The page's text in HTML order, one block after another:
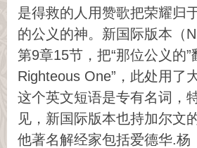
是得救的人用赞歌把荣耀归
的公义的神。新国际版本（
第9章15节，把“那位公义的”
Righteous One”，此处用了
这个英文短语是专有名词，
见，新国际版本也持加尔文
他著名解经家包括爱德华.杨